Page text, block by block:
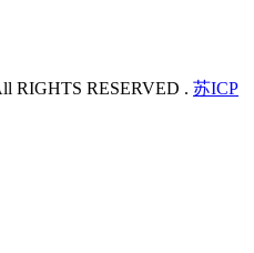
RIGHTS RESERVED . 苏ICP